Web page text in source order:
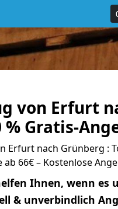
von Erfurt
% Gratis-
Erfurt nach Grünberg :
66€ – Kostenlose
Ihnen, wenn es
& unverbindlich